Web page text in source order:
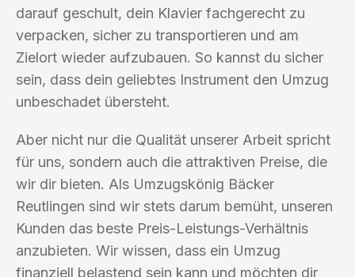
darauf geschult, dein Klavier fachgerecht zu
verpacken, sicher zu transportieren und am
Zielort wieder aufzubauen. So kannst du sicher
sein, dass dein geliebtes Instrument den Umzug
unbeschadet übersteht.
Aber nicht nur die Qualität unserer Arbeit spricht
für uns, sondern auch die attraktiven Preise, die
wir dir bieten. Als Umzugskönig Bäcker
Reutlingen sind wir stets darum bemüht, unseren
Kunden das beste Preis-Leistungs-Verhältnis
anzubieten. Wir wissen, dass ein Umzug
finanziell belastend sein kann und möchten dir